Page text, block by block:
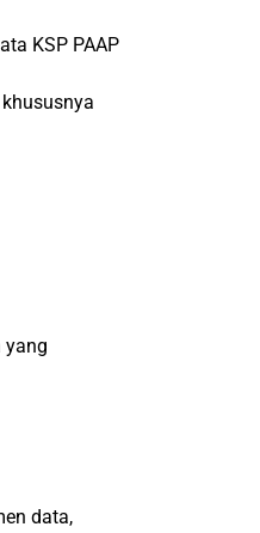
KSP PAAP
yang
data,